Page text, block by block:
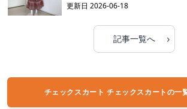
更新日2026-06-18
記事一覧へ ›
チェックスカート チェックスカートの一